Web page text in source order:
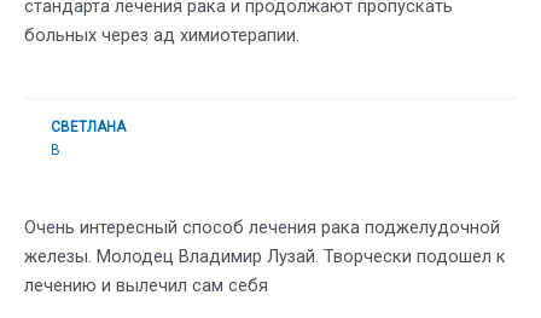
стандарта лечения рака и продолжают пропускать
больных через ад химиотерапии.
СВЕТЛАНА
В
Очень интересный способ лечения рака поджелудочной
железы. Молодец Владимир Лузай. Творчески подошел к
лечению и вылечил сам себя